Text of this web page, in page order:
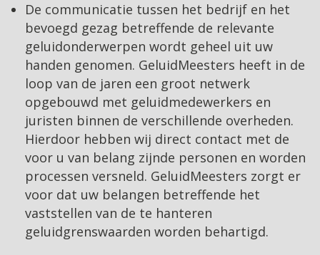
De communicatie tussen het bedrijf en het
bevoegd gezag betreffende de relevante
geluidonderwerpen wordt geheel uit uw
handen genomen. GeluidMeesters heeft in de
loop van de jaren een groot netwerk
opgebouwd met geluidmedewerkers en
juristen binnen de verschillende overheden.
Hierdoor hebben wij direct contact met de
voor u van belang zijnde personen en worden
processen versneld. GeluidMeesters zorgt er
voor dat uw belangen betreffende het
vaststellen van de te hanteren
geluidgrenswaarden worden behartigd.